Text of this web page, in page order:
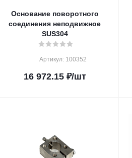
Основание поворотного
соединения неподвижное
SUS304
Артикул: 100352
16 972.15₽/шт